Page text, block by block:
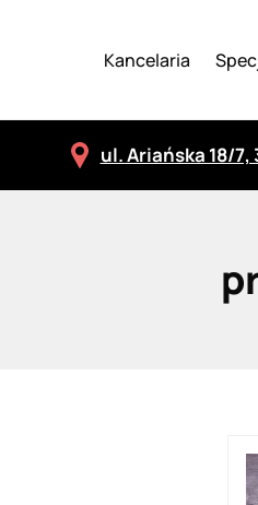
Kancelaria
ul. Ariańska 18/7,